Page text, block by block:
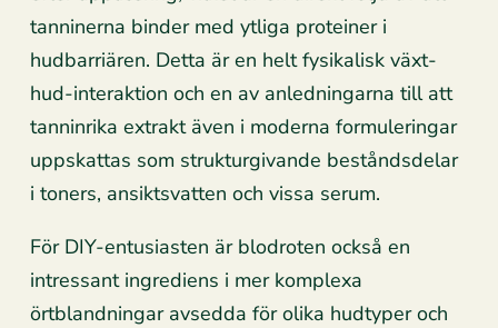
tanninerna binder med ytliga proteiner i
hudbarriären. Detta är en helt fysikalisk växt-
hud-interaktion och en av anledningarna till att
tanninrika extrakt även i moderna formuleringar
uppskattas som strukturgivande beståndsdelar
i toners, ansiktsvatten och vissa serum.
För DIY-entusiasten är blodroten också en
intressant ingrediens i mer komplexa
örtblandningar avsedda för olika hudtyper och